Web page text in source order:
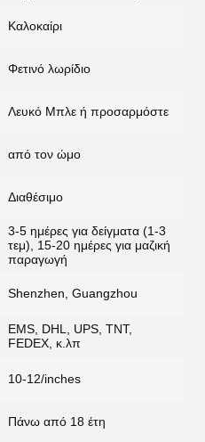
Καλοκαίρι
Φετινό λωρίδιο
Λευκό Μπλε ή προσαρμόστε
από τον ώμο
Διαθέσιμο
3-5 ημέρες για δείγματα (1-3
τεμ), 15-20 ημέρες για μαζική
παραγωγή
Shenzhen, Guangzhou
EMS, DHL, UPS, TNT,
FEDEX, κ.λπ
10-12/inches
Πάνω από 18 έτη